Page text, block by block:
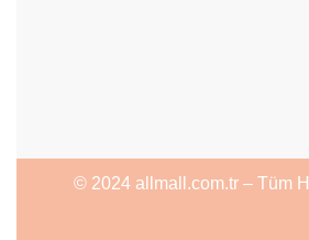
© 2024 allmall.com.tr – Tüm